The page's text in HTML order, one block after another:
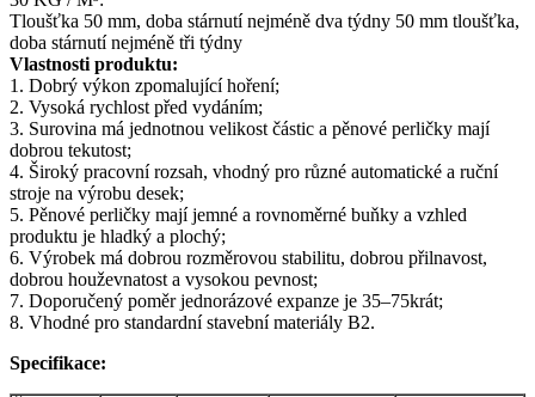
Tloušťka 50 mm, doba stárnutí nejméně dva týdny 50 mm tloušťka,
doba stárnutí nejméně tři týdny
Vlastnosti produktu:
1. Dobrý výkon zpomalující hoření;
2. Vysoká rychlost před vydáním;
3. Surovina má jednotnou velikost částic a pěnové perličky mají
dobrou tekutost;
4. Široký pracovní rozsah, vhodný pro různé automatické a ruční
stroje na výrobu desek;
5. Pěnové perličky mají jemné a rovnoměrné buňky a vzhled
produktu je hladký a plochý;
6. Výrobek má dobrou rozměrovou stabilitu, dobrou přilnavost,
dobrou houževnatost a vysokou pevnost;
7. Doporučený poměr jednorázové expanze je 35–75krát;
8. Vhodné pro standardní stavební materiály B2.
Specifikace: